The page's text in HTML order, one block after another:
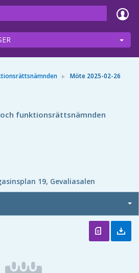
Möte 2025-02-26
funktionsrättsnämnden
19, Gevaliasalen